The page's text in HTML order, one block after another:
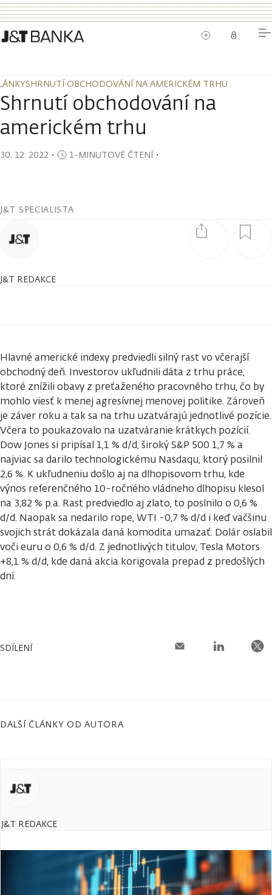
SHRNUTÍ OBCHODOVÁNÍ NA AMERICKÉM TRHU
SHRNUTÍ OBCHODOVÁNÍ NA AMERICKÉM TRHU
Shrnutí obchodování na
americkém trhu
30. 12. 2022 ・ 1-MINUTOVÉ ČTENÍ・
J&T SPECIALISTA
J&T REDAKCE
Hlavné americké indexy predviedli silný rast vo včerajší
obchodný deň. Investorov ukľudnili dáta z trhu práce,
ktoré znížili obavy z preťaženého pracovného trhu, čo by
mohlo viesť k menej agresívnej menovej politike. Zároveň
je záver roku a tak sa na trhu uzatvárajú jednotlivé pozície.
Včera to poukazovalo na uzatváranie krátkych pozícií.
Dow Jones si pripísal 1,1 % d/d, široký S&P 500 1,7 % a
najviac sa darilo technologickému Nasdaqu, ktorý posilnil
2,6 %. K ukľudneniu došlo aj na dlhopisovom trhu, kde
výnos referenčného 10-ročného vládneho dlhopisu klesol
na 3,82 % p.a. Rast predviedlo aj zlato, to poslnilo o 0,6 %
d/d. Naopak sa nedarilo rope, WTI -0,7 % d/d i keď väčšinu
svojich strát dokázala daná komodita umazať. Dolár oslabil
voči euru o 0,6 % d/d. Z jednotlivých titulov, Tesla Motors
+8,1 % d/d, kde daná akcia korigovala prepad z predošlých
dní.
SDÍLENÍ
DALŠÍ ČLÁNKY OD AUTORA
J&T REDAKCE